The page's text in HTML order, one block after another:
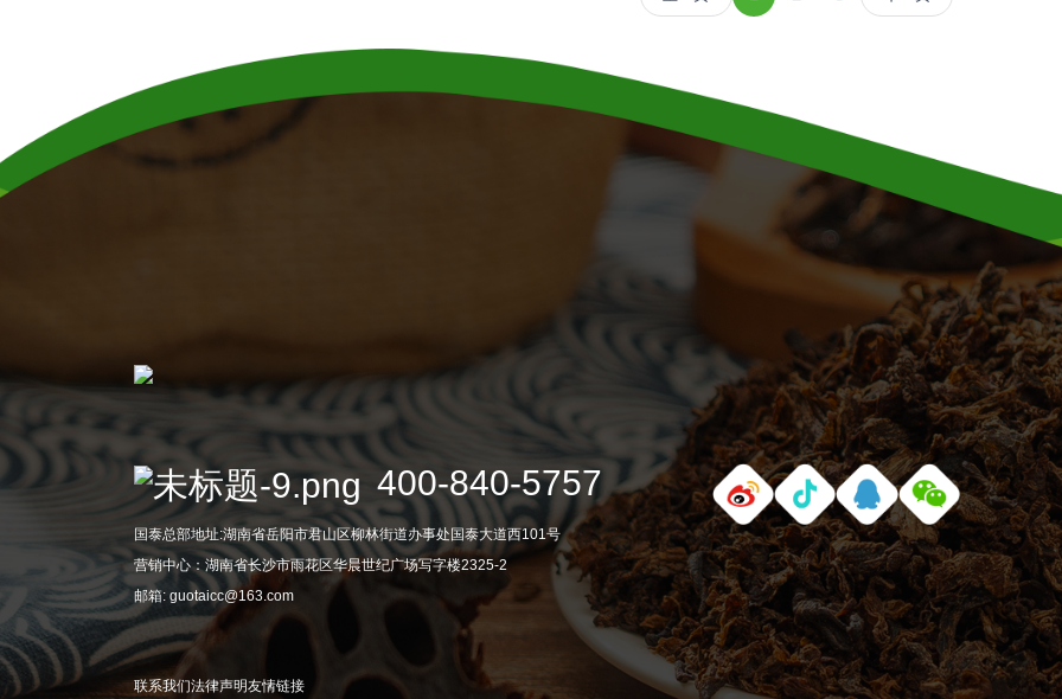
400-840-5757
国泰总部地址:湖南省岳阳市君山区柳林街道办事处国泰大道西101号
营销中心：湖南省长沙市雨花区华晨世纪广场写字楼2325-2
邮箱: guotaicc@163.com
联系我们法律声明友情链接